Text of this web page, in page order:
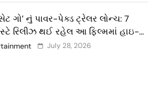
ગો’ નું પાવર-પેક્ડ ટ્રેલર લોન્ચ: 7
રિલીઝ થઈ રહેલ આ ફિલ્મમાં હાઇ-
જોવા મળશેJuly 28, 2026